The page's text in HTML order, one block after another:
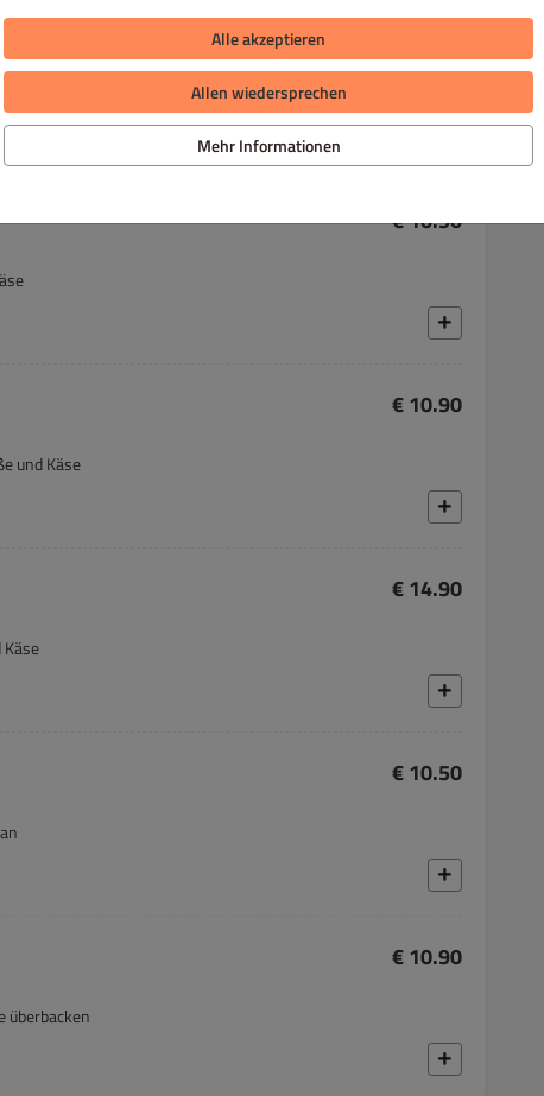
€ 10.90
€ 10.90
und Käse
€ 14.90
€ 10.50
€ 10.90
überbacken
Alle akzeptieren
Allen wiedersprechen
Mehr Informationen